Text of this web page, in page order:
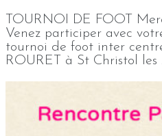
TOURNOI DE FOOT
Venez participer avec
tournoi de foot inter
ROURET à St Christol les